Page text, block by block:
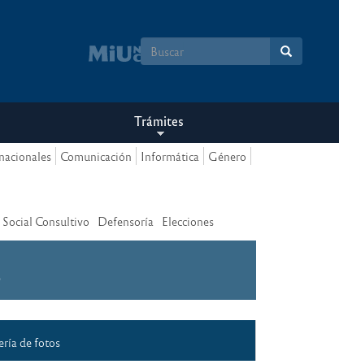
Formulario
búsqueda
Trámites
Comunicación Informática Género
Social Consultivo Defensoría Elecciones
de fotos